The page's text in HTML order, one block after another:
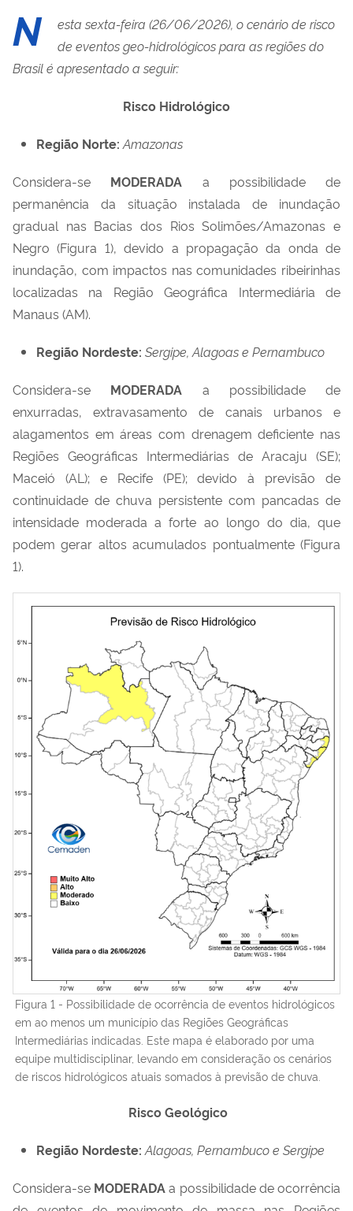
N
esta sexta-feira (26/06/2026), o cenário de risco
de eventos geo-hidrológicos para as regiões do
Brasil é apresentado a seguir:
Risco Hidrológico
Região Norte: Amazonas
Considera-se MODERADA a possibilidade de
permanência da situação instalada de inundação
gradual nas Bacias dos Rios Solimões/Amazonas e
Negro (Figura 1), devido a propagação da onda de
inundação, com impactos nas comunidades ribeirinhas
localizadas na Região Geográfica Intermediária de
Manaus (AM).
Região Nordeste: Sergipe, Alagoas e Pernambuco
Considera-se MODERADA a possibilidade de
enxurradas, extravasamento de canais urbanos e
alagamentos em áreas com drenagem deficiente nas
Regiões Geográficas Intermediárias de Aracaju (SE);
Maceió (AL); e Recife (PE); devido à previsão de
continuidade de chuva persistente com pancadas de
intensidade moderada a forte ao longo do dia, que
podem gerar altos acumulados pontualmente(Figura
1).
Figura 1 - Possibilidade de ocorrência de eventos hidrológicos
em ao menos um município das Regiões Geográficas
Intermediárias indicadas. Este mapa é elaborado por uma
equipe multidisciplinar, levando em consideração os cenários
de riscos hidrológicos atuais somados à previsão de chuva.
Risco Geológico
Região Nordeste: Alagoas, Pernambuco e Sergipe
Considera-se MODERADAa possibilidade de ocorrência